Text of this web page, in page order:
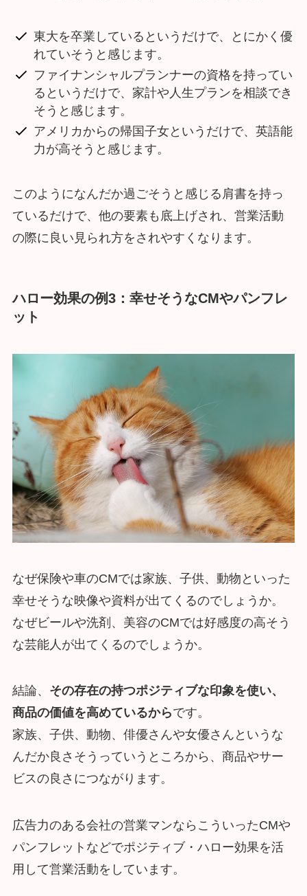
東大を卒業しているというだけで、とにかく優
れていそうと感じます。
ファイナンシャルプランナーの資格を持ってい
るというだけで、家計や人生プランを相談でき
そうと感じます。
アメリカからの帰国子女というだけで、英語能
力が高そうと感じます。
このようになんだか過ごそうと感じる肩書を持っ
ているだけで、他の要素も底上げされ、営業活動
の際に良い見られ方をされやすくなります。
ハロー効果の例3：幸せそうなCMやパンフレ
ット
なぜ保険や車のCMでは家族、子供、動物といった
幸せそうな映像や資料が出てくるのでしょうか。
なぜビールや洗剤、美容のCMでは好感度の高そう
な芸能人が出てくるのでしょうか。
結論、 その存在の持つポジティブな印象を使い、
商品の価値を高めているからです。
家族、子供、動物、俳優さんや女優さんというな
んだか良さそうっていうところから、商品やサー
ビスの良さにつながります。
広告力のある会社の営業マンならこういったCMや
パンフレットなどでポジティブ・ハロー効果を活
用して営業活動をしています。